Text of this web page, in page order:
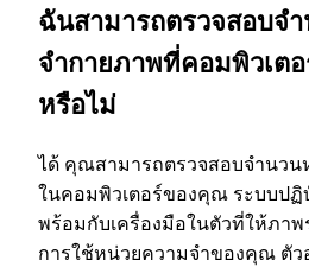
ฉันสามารถตรวจสอบจํ
จํากายภาพที่คอมพิวเต
หรือไม่
ได้ คุณสามารถตรวจสอบจํานว
ในคอมพิวเตอร์ของคุณ ระบบป
พร้อมกับเครื่องมือในตัวที่ให้ภาพ
การใช้หน่วยความจําของคุณ ตัว